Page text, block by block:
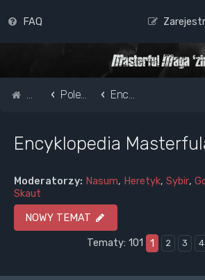
FAQ
Strona główna
Pole do popisu... Encyklopedia Masterfula
Encyklopedia
Moderatorzy: Nasum, Heretyk, Sybir,
Skaut
NOWY TEMAT
Tematy: 101
1 2 3 4